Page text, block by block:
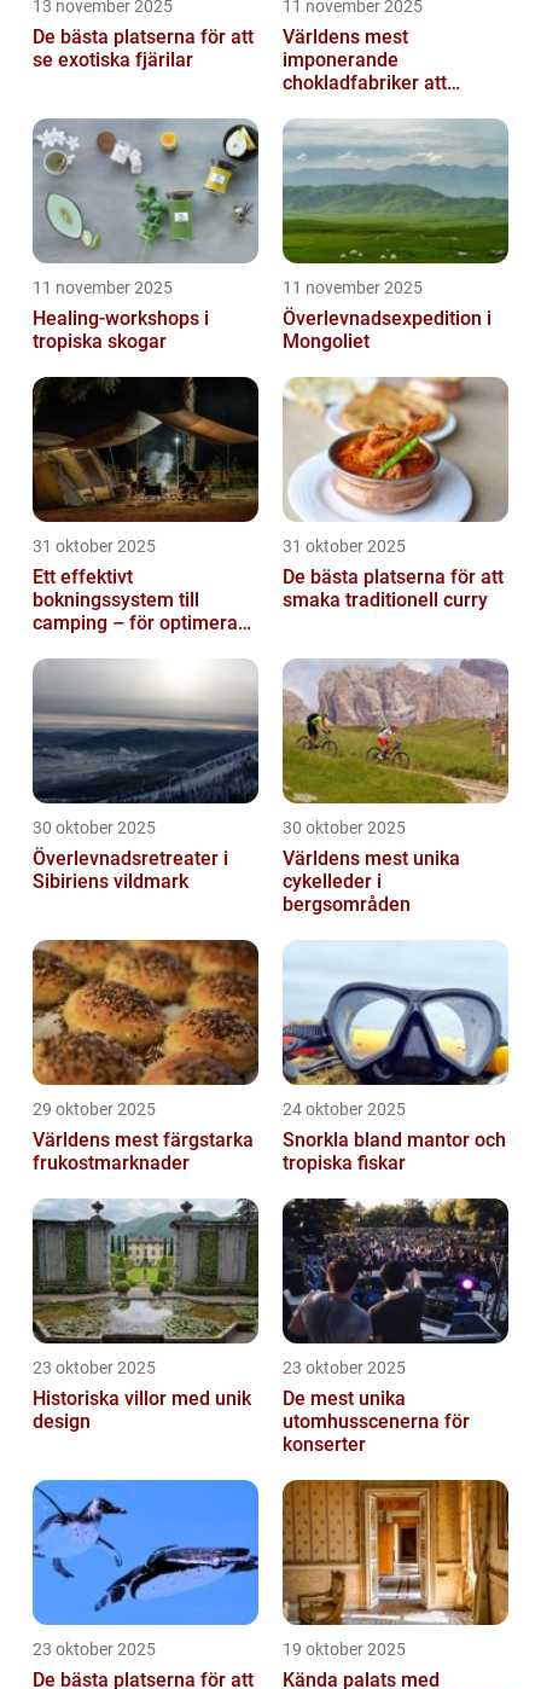
13 november 2025
De bästa platserna för att
se exotiska fjärilar
11 november 2025
Världens mest
imponerande
chokladfabriker att
11 november 2025
Healing-workshops i
tropiska skogar
11 november 2025
Överlevnadsexpedition i
Mongoliet
31 oktober 2025
Ett effektivt
bokningssystem till
camping – för optimerad
31 oktober 2025
De bästa platserna för att
smaka traditionell curry
30 oktober 2025
Överlevnadsretreater i
Sibiriens vildmark
30 oktober 2025
Världens mest unika
cykelleder i
bergsområden
29 oktober 2025
Världens mest färgstarka
frukostmarknader
24 oktober 2025
Snorkla bland mantor och
tropiska fiskar
23 oktober 2025
Historiska villor med unik
design
23 oktober 2025
De mest unika
utomhusscenerna för
konserter
23 oktober 2025
De bästa platserna för att
19 oktober 2025
Kända palats med